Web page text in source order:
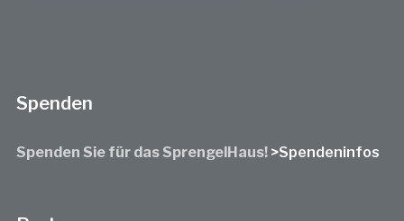
Spenden
Spenden Sie für das SprengelHaus! >Spendeninfos